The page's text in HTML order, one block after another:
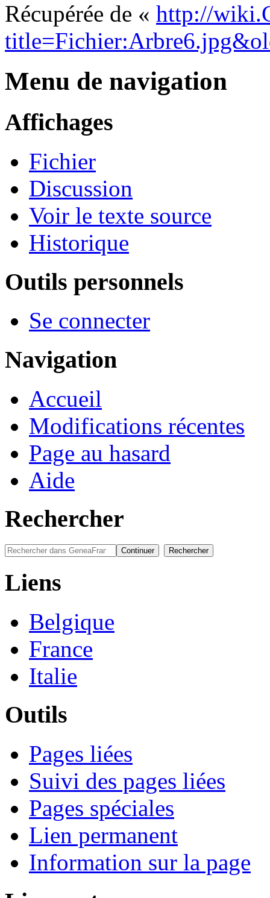
Récupérée de « http://
Menu de navigation
Affichages
Fichier
Discussion
Voir le texte source
Historique
Outils personnels
Se connecter
Navigation
Accueil
Modifications récentes
Page au hasard
Aide
Rechercher
Liens
Belgique
France
Italie
Outils
Pages liées
Suivi des pages liées
Pages spéciales
Lien permanent
Information sur la page